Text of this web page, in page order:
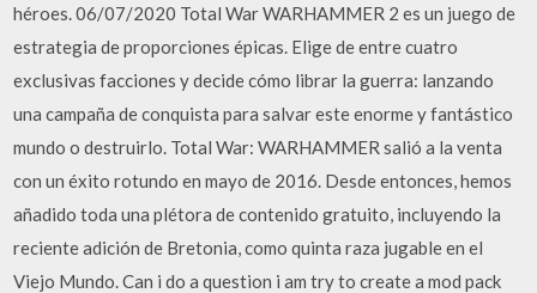
héroes. 06/07/2020 Total War WARHAMMER 2 es un juego de
estrategia de proporciones épicas. Elige de entre cuatro
exclusivas facciones y decide cómo librar la guerra: lanzando
una campaña de conquista para salvar este enorme y fantástico
mundo o destruirlo. Total War: WARHAMMER salió a la venta
con un éxito rotundo en mayo de 2016. Desde entonces, hemos
añadido toda una plétora de contenido gratuito, incluyendo la
reciente adición de Bretonia, como quinta raza jugable en el
Viejo Mundo. Can i do a question i am try to create a mod pack